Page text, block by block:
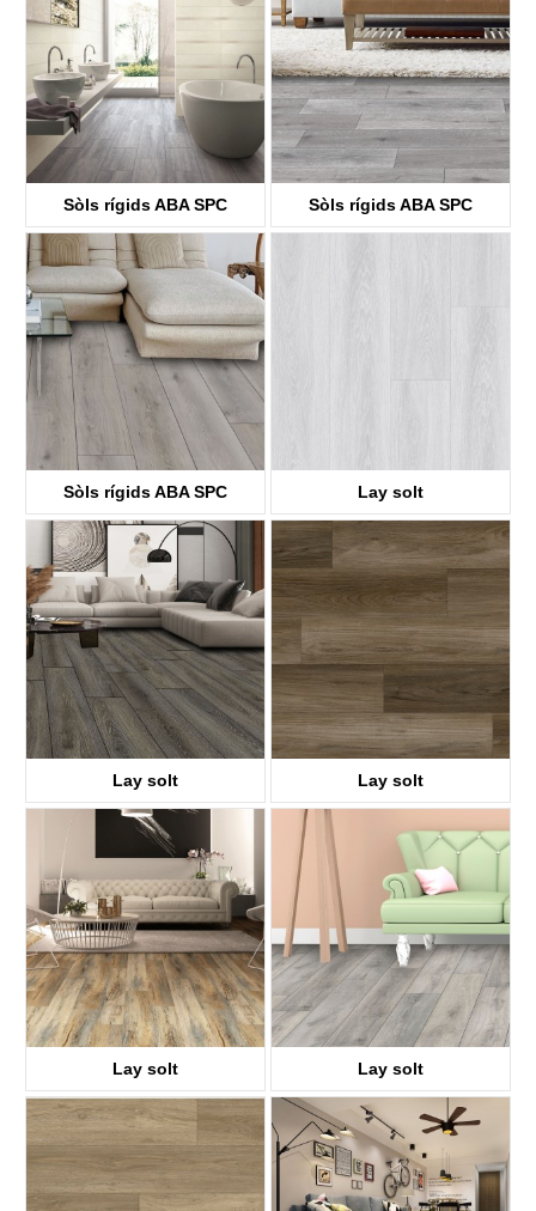
Sòls rígids ABA SPC
KTV8035
Sòls rígids ABA SPC
Sòls rígids ABA SPC
KTV8036
Lay solt
KTV8017
Lay solt
KTV8028
Lay solt
Lay solt
KTV8008
Lay solt
KTV8021